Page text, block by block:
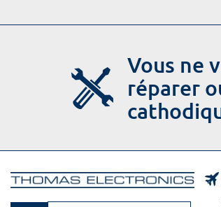
Vous ne
réparer